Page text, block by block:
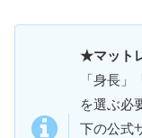
★マット
「身長
を選ぶ必
下の公式